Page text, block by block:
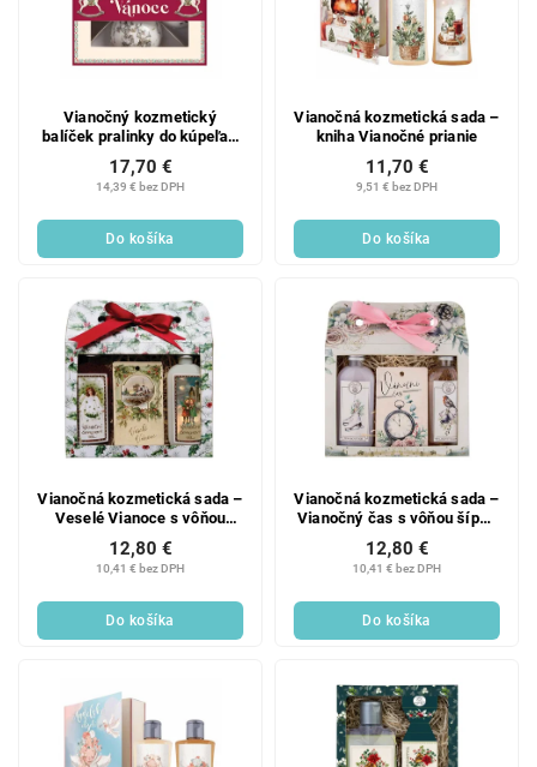
Vianočný kozmetický
balíček pralinky do kúpeľa -
4x šumivá bomba do vane 55
g
14,39 € bez DPH
17,70 €
Do košíka
Vianočná kozmetická sada –
kniha Vianočné prianie
9,51 € bez DPH
11,70 €
Do košíka
Vianočná kozmetická sada –
Veselé Vianoce s vôňou
10,41 € bez DPH
12,80 €
Do košíka
Vianočná kozmetická sada –
Vianočný čas s vôňou šípok
10,41 € bez DPH
12,80 €
Do košíka